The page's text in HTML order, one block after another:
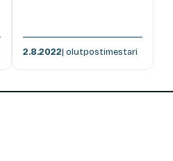
2.8.2022| olutpostimestari